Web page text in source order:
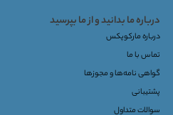
درباره ما بدانید و از ما بپرسید
درباره مارکوپکس
تماس با ما
گواهی نامه‌ها و مجوزها
پشتیبانی
سوالات متداول